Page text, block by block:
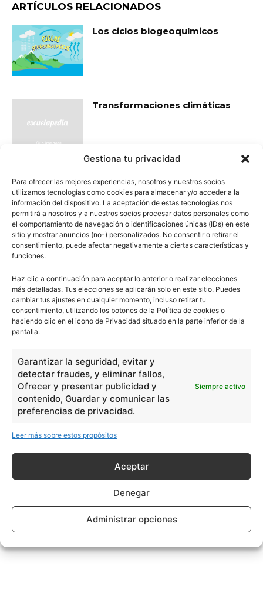
Gestiona tu privacidad
Para ofrecer las mejores experiencias, nosotros y nuestros socios
utilizamos tecnologías como cookies para almacenar y/o acceder a la
información del dispositivo. La aceptación de estas tecnologías nos
permitirá a nosotros y a nuestros socios procesar datos personales como
el comportamiento de navegación o identificaciones únicas (IDs) en este
sitio y mostrar anuncios (no-) personalizados. No consentir o retirar el
consentimiento, puede afectar negativamente a ciertas características y
funciones.
Haz clic a continuación para aceptar lo anterior o realizar elecciones
más detalladas. Tus elecciones se aplicarán solo en este sitio. Puedes
cambiar tus ajustes en cualquier momento, incluso retirar tu
consentimiento, utilizando los botones de la Política de cookies o
haciendo clic en el icono de Privacidad situado en la parte inferior de la
pantalla.
Garantizar la seguridad, evitar y
detectar fraudes, y eliminar fallos,
Ofrecer y presentar publicidad y
contenido, Guardar y comunicar las
preferencias de privacidad.
Siempre activo
Leer más sobre estos propósitos
Aceptar
Denegar
Administrar opciones
ARTÍCULOS RELACIONADOS
Los ciclos biogeoquímicos
Transformaciones climáticas
Tucán
- Publicidad -